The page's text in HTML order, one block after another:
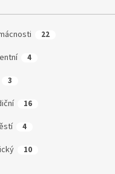
22
4
3
16
4
10